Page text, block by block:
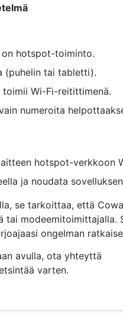
on hotspot-toiminto.
(puhelin tai tabletti).
Wi-Fi-reitittimenä.
numeroita
hotspot-verkkoon
ja noudata
se tarkoittaa, että
modeemitoimittajalla.
ongelman
avulla, ota yhteyttä
varten.